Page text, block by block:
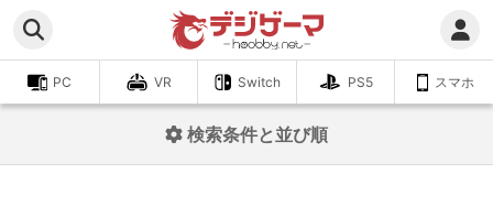
PC VR Switch PS5 スマホ
検索条件と並び順